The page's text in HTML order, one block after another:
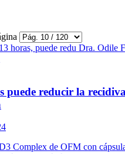
puede reducir la